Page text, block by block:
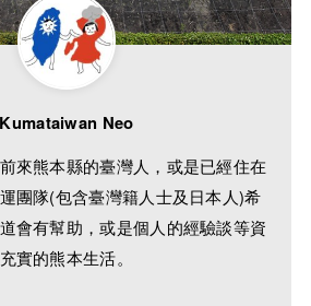
Kumataiwan Neo
來熊本縣的臺灣人，或是已經住在
團隊(包含臺灣籍人士及日本人)希
會有幫助，或是個人的經驗談等資
實的熊本生活。